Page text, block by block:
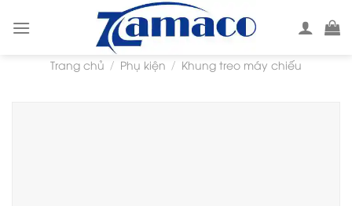
Trang chủ / Phụ kiện / Khung treo máy chiếu